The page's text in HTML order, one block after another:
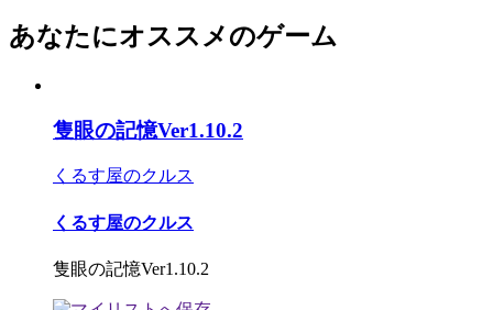
あなたにオススメのゲーム
隻眼の記憶Ver1.10.2
くるす屋のクルス
くるす屋のクルス
隻眼の記憶Ver1.10.2